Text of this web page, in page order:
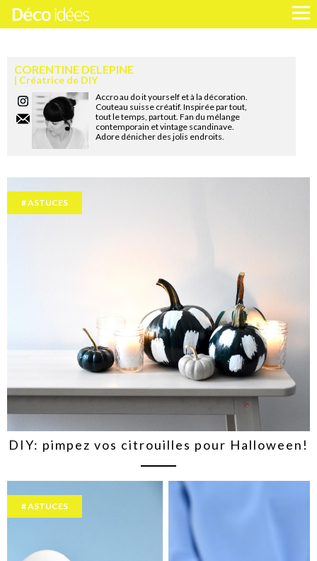
CORENTINE DELEPINE
Créatrice de DIY
Accro au do it yourself et à la décoration.
Couteau suisse créatif. Inspirée par tout,
tout le temps, partout. Fan du mélange
contemporain et vintage scandinave.
Adore dénicher des jolis endroits.
ASTUCES
DIY: pimpez vos citrouilles pour Halloween!
ASTUCES